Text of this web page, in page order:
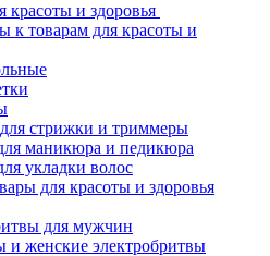
красоты и здоровья
к товарам для красоты и
стрижки и триммеры
маникюра и педикюра
укладки волос
для красоты и здоровья
для мужчин
и женские электробритвы